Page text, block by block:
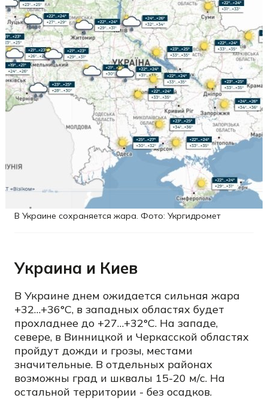
В Украине сохраняется жара. Фото: Укргидромет
Украина и Киев
В Украине днем ожидается сильная жара
+32…+36°C, в западных областях будет
прохладнее до +27…+32°C. На западе,
севере, в Винницкой и Черкасской областях
пройдут дожди и грозы, местами
значительные. В отдельных районах
возможны град и шквалы 15-20 м/с. На
остальной территории - без осадков.